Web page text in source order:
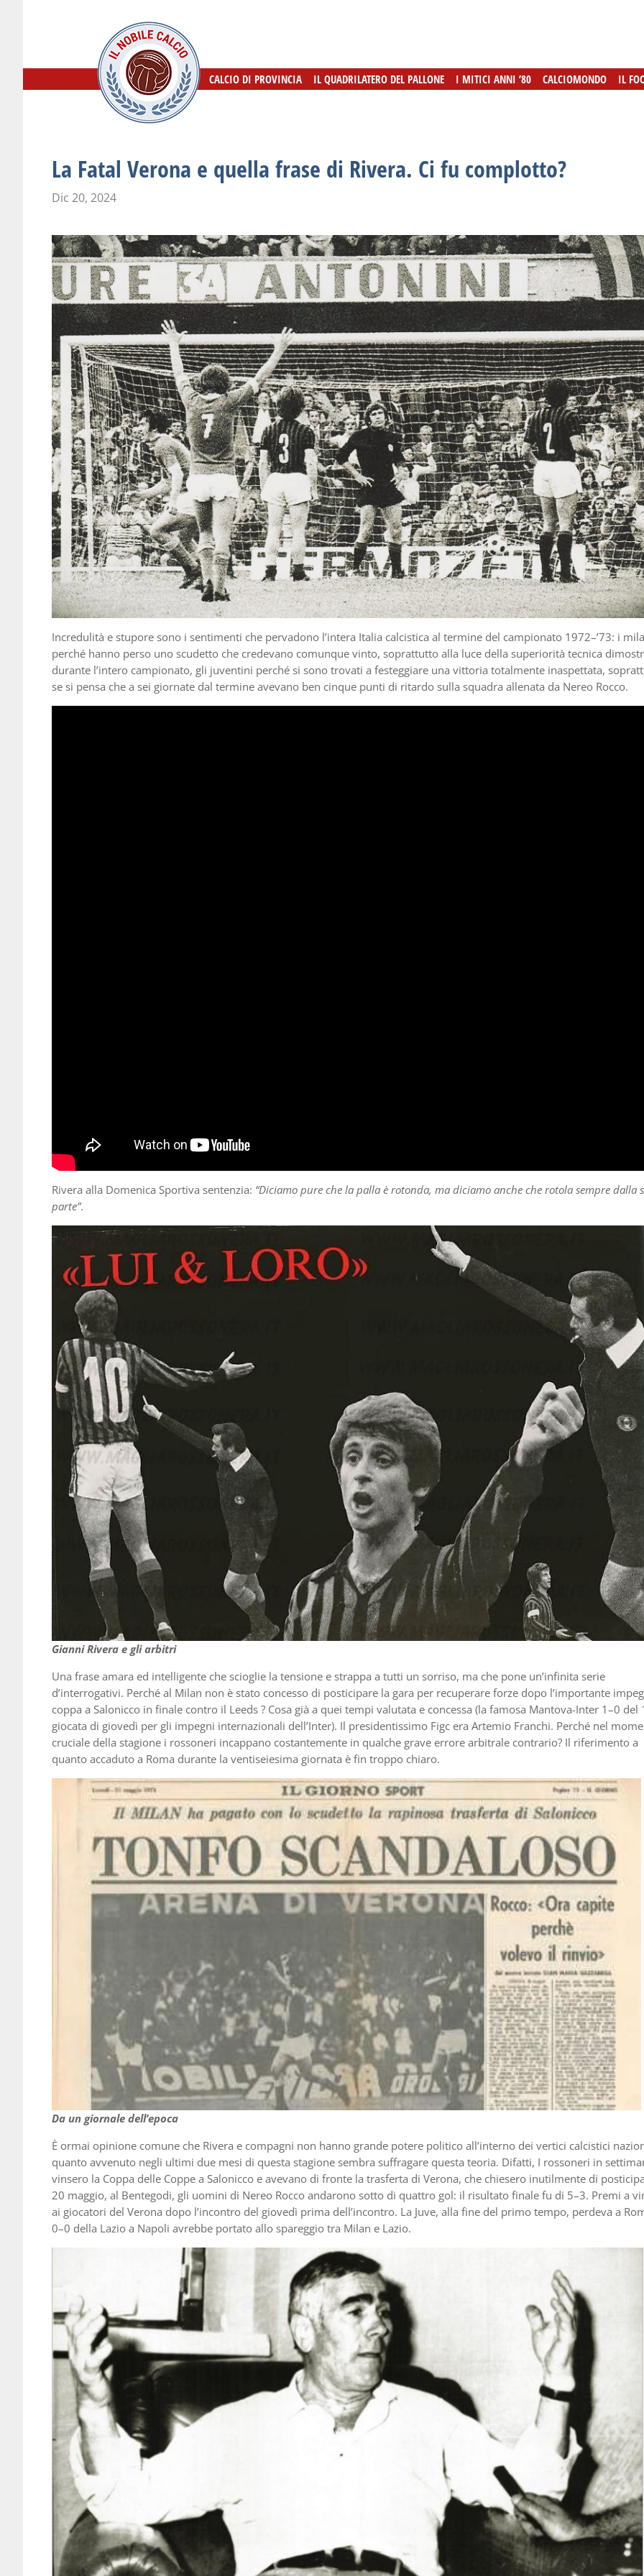
CALCIO DI PROVINCIA IL QUADRILATERO DEL PALLONE I MITICI ANNI ’80 CALCIOMONDO IL
CALCIO DI PROVINCIA IL QUADRILATERO DEL PALLONE I MITICI ANNI ’80 CALCIOMONDO IL
La Fatal Verona e quella frase di Rivera. Ci fu complotto?
Dic 20, 2024
Incredulità e stupore sono i sentimenti che pervadono l’intera Italia calcistica al termine del campionato 1972–’73: i
perché hanno perso uno scudetto che credevano comunque vinto, soprattutto alla luce della superiorità tecnica
durante l’intero campionato, gli juventini perché si sono trovati a festeggiare una vittoria totalmente inaspettata,
se si pensa che a sei giornate dal termine avevano ben cinque punti di ritardo sulla squadra allenata da Nereo Rocco.
Rivera alla Domenica Sportiva sentenzia: “Diciamo pure che la palla è rotonda, ma diciamo anche che rotola sempre dalla
parte”.
Gianni Rivera e gli arbitri
Una frase amara ed intelligente che scioglie la tensione e strappa a tutti un sorriso, ma che pone un’infinita serie
d’interrogativi. Perché al Milan non è stato concesso di posticipare la gara per recuperare forze dopo l’importante
coppa a Salonicco in finale contro il Leeds ? Cosa già a quei tempi valutata e concessa (la famosa Mantova-Inter 1–0 del
giocata di giovedì per gli impegni internazionali dell’Inter). Il presidentissimo Figc era Artemio Franchi. Perché nel
cruciale della stagione i rossoneri incappano costantemente in qualche grave errore arbitrale contrario? Il riferimento a
quanto accaduto a Roma durante la ventiseiesima giornata è fin troppo chiaro.
Da un giornale dell’epoca
È ormai opinione comune che Rivera e compagni non hanno grande potere politico all’interno dei vertici calcistici
quanto avvenuto negli ultimi due mesi di questa stagione sembra suffragare questa teoria. Difatti, I rossoneri in
vinsero la Coppa delle Coppe a Salonicco e avevano di fronte la trasferta di Verona, che chiesero inutilmente di
20 maggio, al Bentegodi, gli uomini di Nereo Rocco andarono sotto di quattro gol: il risultato finale fu di 5–3. Premi a
ai giocatori del Verona dopo l’incontro del giovedì prima dell’incontro. La Juve, alla fine del primo tempo, perdeva a
0–0 della Lazio a Napoli avrebbe portato allo spareggio tra Milan e Lazio.